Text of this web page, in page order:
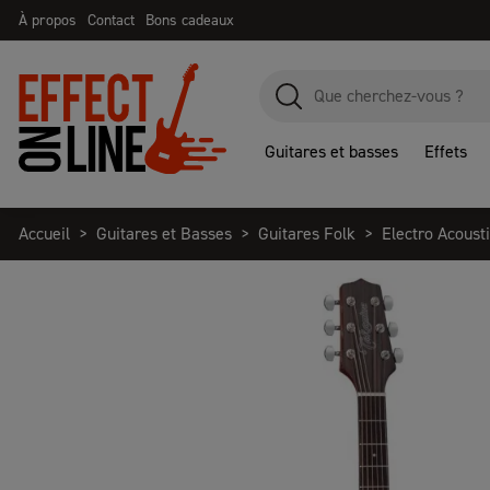
À propos Contact Bons cadeaux
Guitares et basses Effets
Accueil Guitares et Basses Guitares Folk Electro